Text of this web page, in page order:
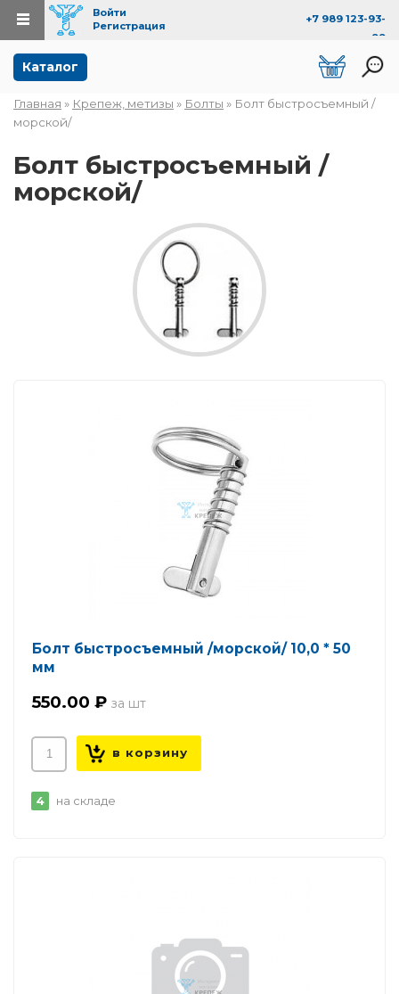
Перейти к основному содержанию
+7 989 123-93-
99
Войти
Регистрация
Каталог
Вы здесь
Главная » Крепеж, метизы » Болты » Болт быстросъемный /
морской/
Болт быстросъемный /
морской/
Болт быстросъемный /морской/ 10,0 * 50
мм
550.00 ₽
4 на складе